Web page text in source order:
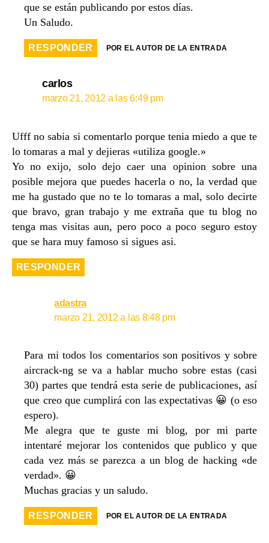
que se están publicando por estos días.
Un Saludo.
RESPONDER POR EL AUTOR DE LA ENTRADA
carlos
marzo 21, 2012 a las 6:49 pm
Ufff no sabia si comentarlo porque tenia miedo a que te
lo tomaras a mal y dejieras «utiliza google.»
Yo no exijo, solo dejo caer una opinion sobre una
posible mejora que puedes hacerla o no, la verdad que
me ha gustado que no te lo tomaras a mal, solo decirte
que bravo, gran trabajo y me extraña que tu blog no
tenga mas visitas aun, pero poco a poco seguro estoy
que se hara muy famoso si sigues asi.
RESPONDER
adastra
marzo 21, 2012 a las 8:48 pm
Para mi todos los comentarios son positivos y sobre
aircrack-ng se va a hablar mucho sobre estas (casi
30) partes que tendrá esta serie de publicaciones, así
que creo que cumplirá con las expectativas 😀 (o eso
espero).
Me alegra que te guste mi blog, por mi parte
intentaré mejorar los contenidos que publico y que
cada vez más se parezca a un blog de hacking «de
verdad». 😀
Muchas gracias y un saludo.
RESPONDER POR EL AUTOR DE LA ENTRADA